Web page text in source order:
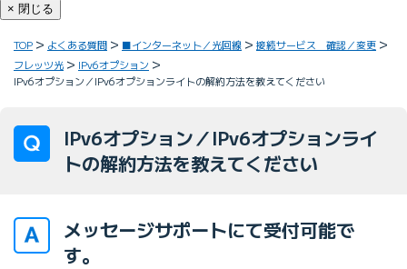
× 閉じる
TOP よくある質問 ■インターネット／光回線
接続サービス 確認／変更
フレッツ光
IPv6オプション
IPv6オプション／IPv6オプションライトの解約方法を教えてください
IPv6オプション／IPv6オプションライ
トの解約方法を教えてください
メッセージサポートにて受付可能で
す。